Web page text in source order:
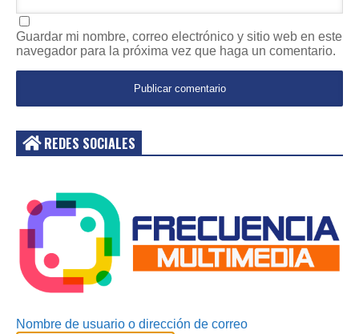
Guardar mi nombre, correo electrónico y sitio web en este
navegador para la próxima vez que haga un comentario.
REDES SOCIALES
Nombre de usuario o dirección de correo